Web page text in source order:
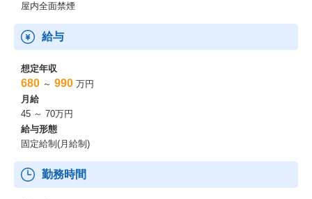
屋内全面禁煙
給与
想定年収
680 ～ 990 万円
月給
45 ～ 70万円
給与形態
固定給制(月給制)
勤務時間